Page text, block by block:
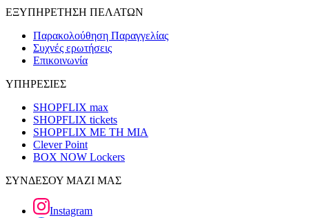
ΕΞΥΠΗΡΕΤΗΣΗ ΠΕΛΑΤΩΝ
Παρακολούθηση Παραγγελίας
Συχνές ερωτήσεις
Επικοινωνία
ΥΠΗΡΕΣΙΕΣ
SHOPFLIX max
SHOPFLIX tickets
SHOPFLIX ΜΕ ΤΗ ΜΙΑ
Clever Point
BOX NOW Lockers
ΣΥΝΔΕΣΟΥ ΜΑΖΙ ΜΑΣ
Instagram